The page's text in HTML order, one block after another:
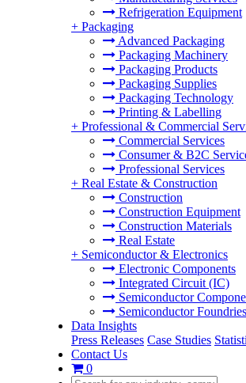
Refrigeration Equipment
+ Packaging
Advanced Packaging
Packaging Machinery
Packaging Products
Packaging Supplies
Packaging Technology
Printing & Labelling
+ Professional & Commercial
Commercial Services
Consumer & B2C
Professional Services
+ Real Estate & Construction
Construction
Construction Equipment
Construction Materials
Real Estate
+ Semiconductor & Electronics
Electronic Components
Integrated Circuit (IC)
Semiconductor
Semiconductor Foundries
Data Insights
Press Releases Case Studies
Contact Us
0